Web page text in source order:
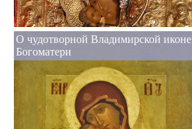
О чудотворной Владимирской иконе
Богоматери